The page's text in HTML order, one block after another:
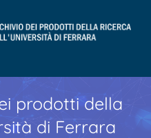
prodotti della
di Ferrara